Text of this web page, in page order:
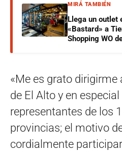
MIRÁ TAMBIÉN
Llega un outlet
«Bastard» a
Shopping WO
«Me es grato dirigirme
de El Alto y en
representantes de los
provincias; el motivo
cordialmente